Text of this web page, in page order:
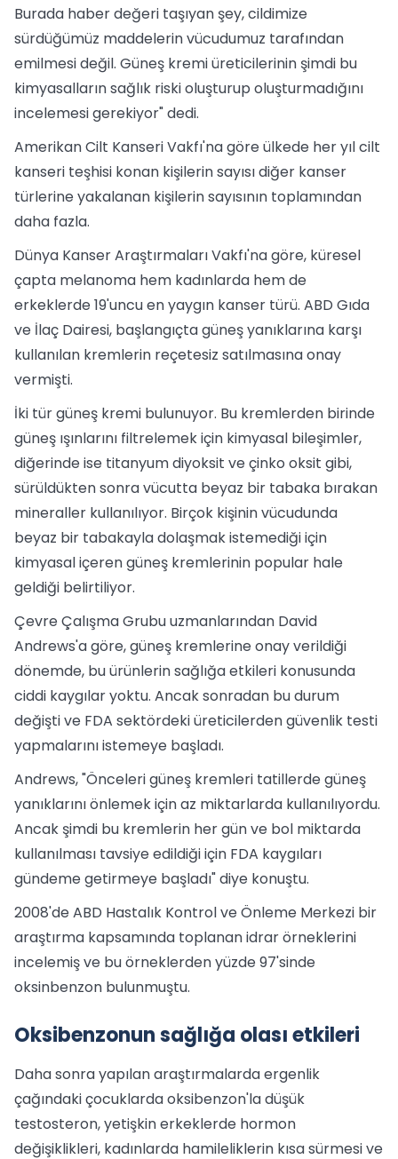
Burada haber değeri taşıyan şey, cildimize
sürdüğümüz maddelerin vücudumuz tarafından
emilmesi değil. Güneş kremi üreticilerinin şimdi bu
kimyasalların sağlık riski oluşturup oluşturmadığını
incelemesi gerekiyor" dedi.
Amerikan Cilt Kanseri Vakfı'na göre ülkede her yıl cilt
kanseri teşhisi konan kişilerin sayısı diğer kanser
türlerine yakalanan kişilerin sayısının toplamından
daha fazla.
Dünya Kanser Araştırmaları Vakfı'na göre, küresel
çapta melanoma hem kadınlarda hem de
erkeklerde 19'uncu en yaygın kanser türü. ABD Gıda
ve İlaç Dairesi, başlangıçta güneş yanıklarına karşı
kullanılan kremlerin reçetesiz satılmasına onay
vermişti.
İki tür güneş kremi bulunuyor. Bu kremlerden birinde
güneş ışınlarını filtrelemek için kimyasal bileşimler,
diğerinde ise titanyum diyoksit ve çinko oksit gibi,
sürüldükten sonra vücutta beyaz bir tabaka bırakan
mineraller kullanılıyor. Birçok kişinin vücudunda
beyaz bir tabakayla dolaşmak istemediği için
kimyasal içeren güneş kremlerinin popular hale
geldiği belirtiliyor.
Çevre Çalışma Grubu uzmanlarından David
Andrews'a göre, güneş kremlerine onay verildiği
dönemde, bu ürünlerin sağlığa etkileri konusunda
ciddi kaygılar yoktu. Ancak sonradan bu durum
değişti ve FDA sektördeki üreticilerden güvenlik testi
yapmalarını istemeye başladı.
Andrews, "Önceleri güneş kremleri tatillerde güneş
yanıklarını önlemek için az miktarlarda kullanılıyordu.
Ancak şimdi bu kremlerin her gün ve bol miktarda
kullanılması tavsiye edildiği için FDA kaygıları
gündeme getirmeye başladı" diye konuştu.
2008'de ABD Hastalık Kontrol ve Önleme Merkezi bir
araştırma kapsamında toplanan idrar örneklerini
incelemiş ve bu örneklerden yüzde 97'sinde
oksinbenzon bulunmuştu.
Oksibenzonun sağlığa olası etkileri
Daha sonra yapılan araştırmalarda ergenlik
çağındaki çocuklarda oksibenzon'la düşük
testosteron, yetişkin erkeklerde hormon
değişiklikleri, kadınlarda hamileliklerin kısa sürmesi ve